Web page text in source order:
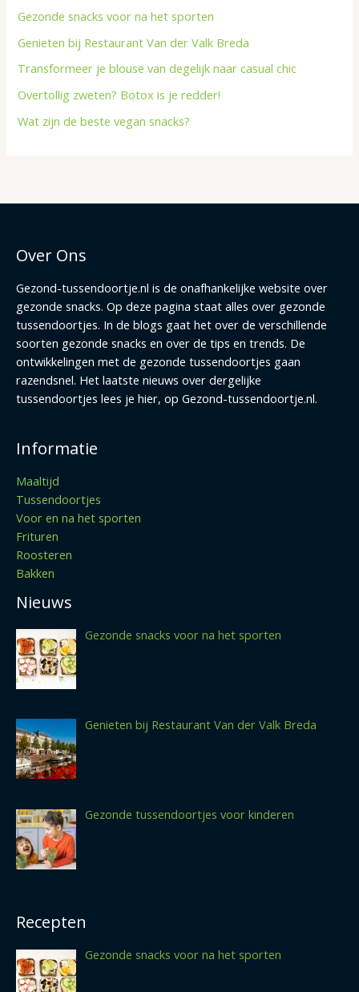
Gezonde snacks voor na het sporten
Genieten bij Restaurant Van der Valk Breda
Transformeer je blouse van degelijk naar casual chic
Overtollig zweten? Botox is je redder!
Wat zijn de beste vegan snacks?
Over Ons
Gezond-tussendoortje.nl is de onafhankelijke website over
gezonde snacks. Op deze pagina staat alles over gezonde
tussendoortjes. In de blogs gaat het over de verschillende
soorten gezonde snacks en over de tips en trends. De
ontwikkelingen met de gezonde tussendoortjes gaan
razendsnel. Het laatste nieuws over dergelijke
tussendoortjes lees je hier, op Gezond-tussendoortje.nl.
Informatie
Maaltijd
Tussendoortjes
Voor en na het sporten
Frituren
Roosteren
Bakken
Nieuws
Gezonde snacks voor na het sporten
Genieten bij Restaurant Van der Valk Breda
Gezonde tussendoortjes voor kinderen
Recepten
Gezonde snacks voor na het sporten